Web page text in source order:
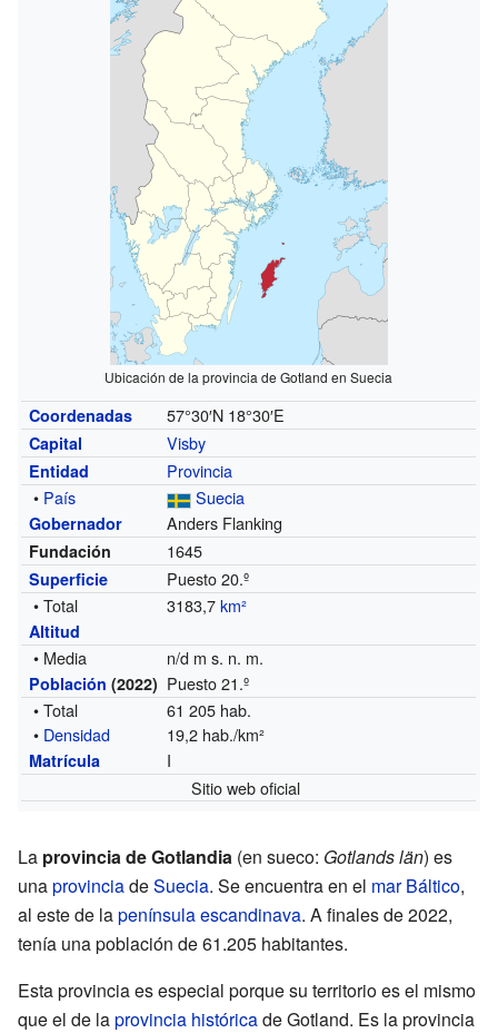
Ubicación de la provincia de Gotland en Suecia
Coordenadas 57°30′N 18°30′E
Capital Visby
Entidad
Provincia
• País Suecia
Gobernador Anders Flanking
Fundación 1645
Superficie
Puesto 20.º
• Total
3183,7km²
Altitud
• Media n/d m s. n. m.
Población (2022) Puesto 21.º
• Total
61 205 hab.
• Densidad 19,2 hab./km²
Matrícula
I
Sitio web oficial
La provincia de Gotlandia (en sueco: Gotlands län) es
unaprovinciadeSuecia. Se encuentra en el mar Báltico,
al este de lapenínsula escandinava. A finales de 2022,
tenía una población de 61.205 habitantes.
Esta provincia es especial porque su territorio es el mismo
que el de laprovincia históricade Gotland. Es la provincia